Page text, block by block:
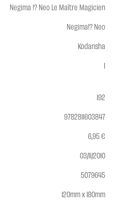
Negima !? Neo Le Maître Magicien
Negima!? Neo
Kodansha
1
192
9782811603847
6,95 €
03/11/2010
5079645
120mm x 180mm